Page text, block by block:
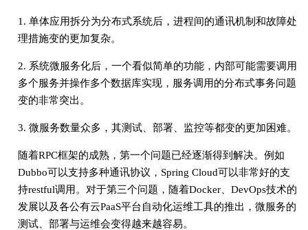
1. 单体应用拆分为分布式系统后，进程间的通讯机制和故障处
理措施变的更加复杂。
2. 系统微服务化后，一个看似简单的功能，内部可能需要调用
多个服务并操作多个数据库实现，服务调用的分布式事务问题
变的非常突出。
3. 微服务数量众多，其测试、部署、监控等都变的更加困难。
随着RPC框架的成熟，第一个问题已经逐渐得到解决。例如
Dubbo可以支持多种通讯协议，Spring Cloud可以非常好的支
持restful调用。对于第三个问题，随着Docker、DevOps技术的
发展以及各公有云PaaS平台自动化运维工具的推出，微服务的
测试、部署与运维会变得越来越容易。